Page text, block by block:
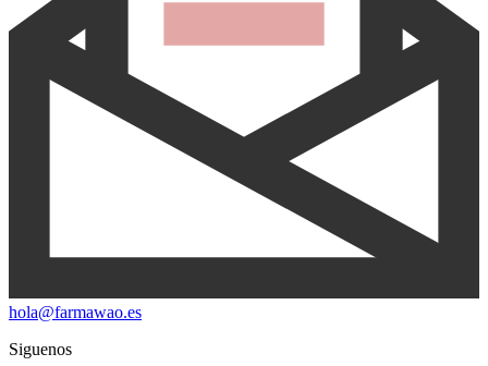
hola@farmawao.es
Siguenos